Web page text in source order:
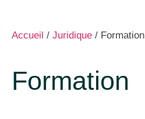
Accueil / Juridique / Formation
Formation